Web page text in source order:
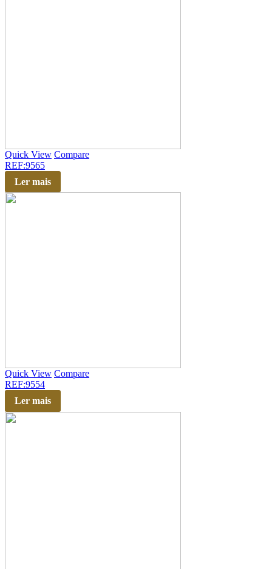
Quick View Compare
REF:9565
Ler mais
Quick View Compare
REF:9554
Ler mais